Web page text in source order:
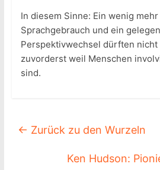
In diesem Sinne: Ein wenig
Sprachgebrauch und ein
Perspektivwechsel dürften nicht
zuvorderst weil Menschen
sind.
← Zurück zu den Wurzeln
Ken Hudson: